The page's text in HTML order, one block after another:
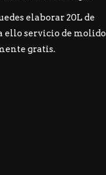
elaborar 20L de
ello servicio de molido
gratis.